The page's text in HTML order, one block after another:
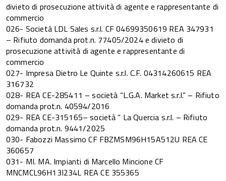
divieto di prosecuzione attività di agente e rappresentante di
commercio
026- Società LDL Sales s.r.l. CF 04699350619 REA 347931
– Rifiuto domanda prot.n. 77405/2024 e divieto di
prosecuzione attività di agente e rappresentante di
commercio
027- Impresa Dietro Le Quinte s.r.l. C.F. 04314260615 REA
316732
028- REA CE-285411 – società “L.G.A. Market s.r.l.” – Rifiuto
domanda prot.n. 40594/2016
029- REA CE-315165– società “ La Quercia s.r.l. – Rifiuto
domanda prot.n. 9441/2025
030- Fabozzi Massimo CF FBZMSM96H15A512U REA CE
360657
031- MI. MA. Impianti di Marcello Mincione CF
MNCMCL96H13I234L REA CE 355365